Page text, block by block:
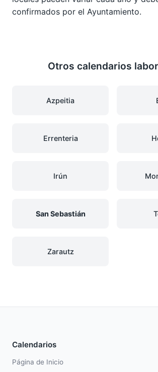
confirmados por el Ayuntamiento.
Otros calendarios
Azpeitia
Errenteria
Irún
San Sebastián
Zarautz
Calendarios
Página de Inicio